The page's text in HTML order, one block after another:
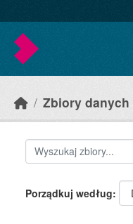
Zbiory danych
Porządkuj według